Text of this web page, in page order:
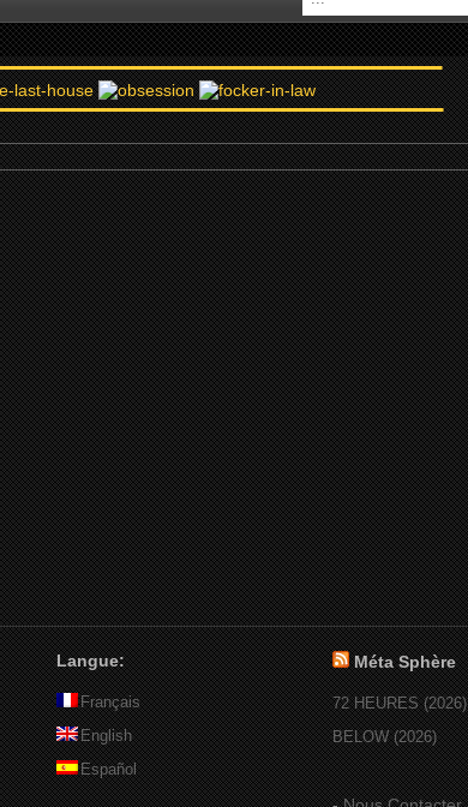
Langue:
Français
English
Español
Méta Sphère
72 HEURES (2026)
BELOW (2026)